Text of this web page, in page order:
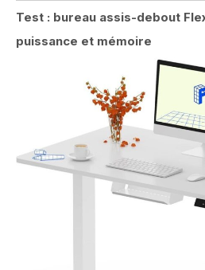
Test : bureau assis-debout
puissance et mémoire